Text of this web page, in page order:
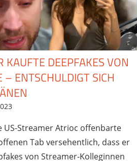
KAUFTE DEEPFAKES VON
ENTSCHULDIGT SICH
US-Streamer Atrioc offenbarte
Tab versehentlich, dass er
von Streamer-Kolleginnen